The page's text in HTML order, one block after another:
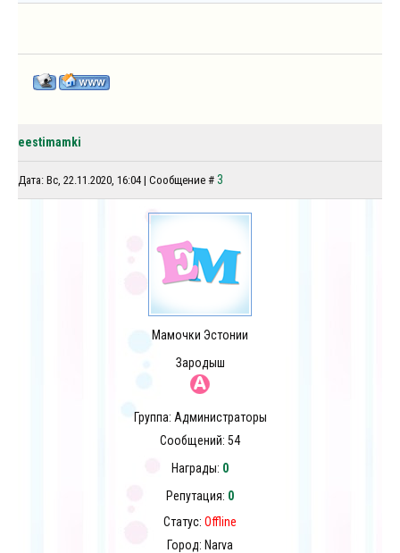
eestimamki
Дата: Вс, 22.11.2020, 16:04 | Сообщение # 3
Мамочки Эстонии
Зародыш
Группа: Администраторы
Сообщений: 54
Награды: 0
Репутация: 0
Статус: Offline
Город: Narva